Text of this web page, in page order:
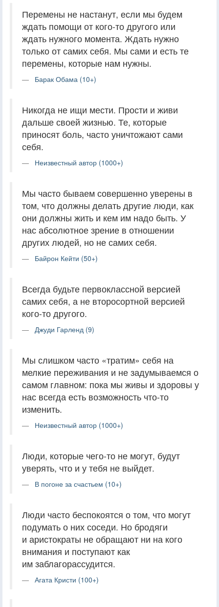
Перемены не настанут, если мы будем
ждать помощи от кого-то другого или
ждать нужного момента. Ждать нужно
только от самих себя. Мы сами и есть те
перемены, которые нам нужны.
Барак Обама (10+)
Никогда не ищи мести. Прости и живи
дальше своей жизнью. Те, которые
приносят боль, часто уничтожают сами
себя.
Неизвестный автор (1000+)
Мы часто бываем совершенно уверены в
том, что должны делать другие люди, как
они должны жить и кем им надо быть. У
нас абсолютное зрение в отношении
других людей, но не самих себя.
Байрон Кейти (50+)
Всегда будьте первоклассной версией
самих себя, а не второсортной версией
кого-то другого.
Джуди Гарленд (9)
Мы слишком часто «тратим» себя на
мелкие переживания и не задумываемся о
самом главном: пока мы живы и здоровы у
нас всегда есть возможность что-то
изменить.
Неизвестный автор (1000+)
Люди, которые чего-то не могут, будут
уверять, что и у тебя не выйдет.
В погоне за счастьем (10+)
Люди часто беспокоятся о том, что могут
подумать о них соседи. Но бродяги
и аристократы не обращают ни на кого
внимания и поступают как
им заблагорассудится.
Агата Кристи (100+)